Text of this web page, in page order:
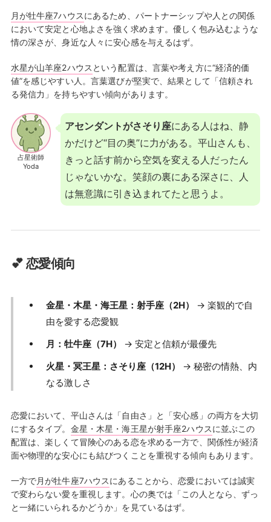
月が牡牛座7ハウスにあるため、パートナーシップや人との関係
において安定と心地よさを強く求めます。優しく包み込むような
情の深さが、身近な人々に安心感を与えるはず。
水星が山羊座2ハウス という配置は、言葉や考え方に“経済的価
値”を感じやすい人。言葉選びが堅実で、結果として「信頼され
る発信力」を持ちやすい傾向があります。
占星術師
Yoda
アセンダントがさそり座にある人はね、静
かだけど“目の奥”に力がある。平山さんも、
きっと話す前から空気を変える人だったん
じゃないかな。笑顔の裏にある深さに、人
は無意識に引き込まれてたと思うよ。
💕 恋愛傾向
金星・木星・海王星：射手座（2H）
→ 楽観的で自
由を愛する恋愛観
月：牡牛座（7H）
→ 安定と信頼が最優先
火星・冥王星：さそり座（12H）
→ 秘密の情熱、内
なる激しさ
恋愛において、平山さんは「自由さ」と「安心感」の両方を大切
にするタイプ。 金星・木星・海王星が射手座2ハウスに並ぶこの
配置は、楽しくて冒険心のある恋を求める一方で、関係性が経済
面や物理的な安心にも結びつくことを重視する傾向もあります。
一方で月が牡牛座7ハウスにあることから、恋愛においては誠実
で変わらない愛を重視します。心の奥では「この人となら、ずっ
と一緒にいられるかどうか」を見ているはず。